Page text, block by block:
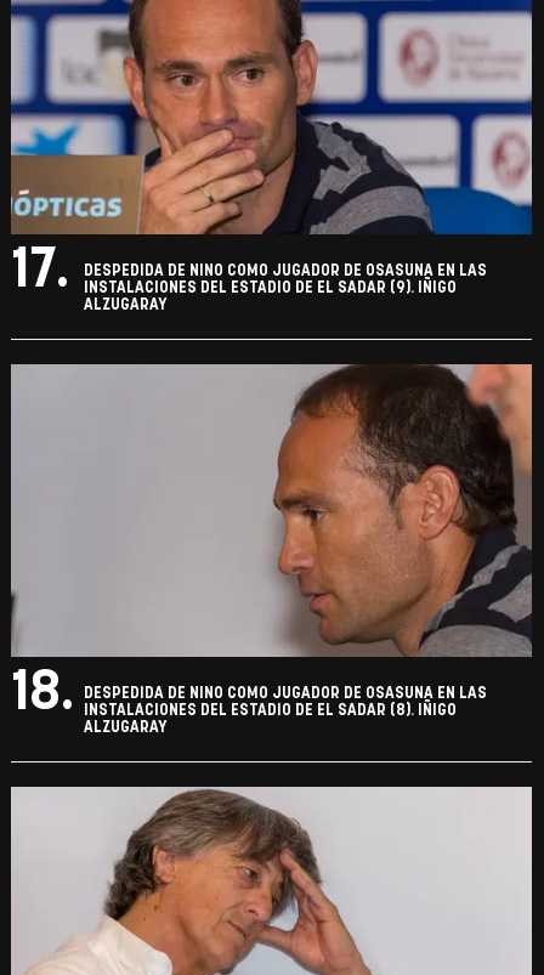
17.
DESPEDIDA DE NINO COMO JUGADOR DE OSASUNA EN LAS
INSTALACIONES DEL ESTADIO DE EL SADAR (9). IÑIGO
ALZUGARAY
18.
DESPEDIDA DE NINO COMO JUGADOR DE OSASUNA EN LAS
INSTALACIONES DEL ESTADIO DE EL SADAR (8). IÑIGO
ALZUGARAY